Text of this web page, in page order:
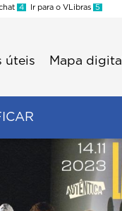
4 Ir para o VLibras 5
úteis Mapa digital